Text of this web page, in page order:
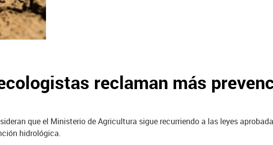
reclaman más
que el Ministerio de Agricultura sigue recurriendo a las leyes
hidrológica.